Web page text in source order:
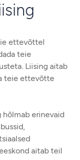
ettevõttel
teie
Liising aitab
teie ettevõtte
erinevaid
aitab teil